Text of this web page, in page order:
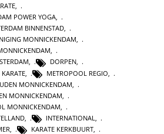
,
POWER YOGA,
BINNENSTAD,
MONNICKENDAM,
,
, DORPEN,
METROPOOL REGIO
MONNICKENDAM
MONNICKENDAM
MONNICKENDAM
INTERNATIONAL
KARATE KERKBUURT